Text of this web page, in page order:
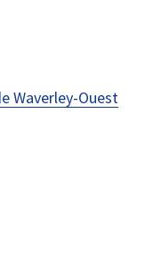
Waverley-Ouest